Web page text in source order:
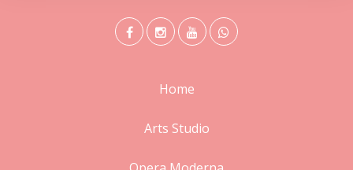
Home
Arts Studio